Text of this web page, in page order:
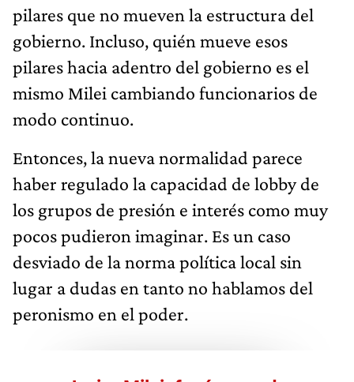
pilares que no mueven la estructura del
gobierno. Incluso, quién mueve esos
pilares hacia adentro del gobierno es el
mismo Milei cambiando funcionarios de
modo continuo.
Entonces, la nueva normalidad parece
haber regulado la capacidad de lobby de
los grupos de presión e interés como muy
pocos pudieron imaginar. Es un caso
desviado de la norma política local sin
lugar a dudas en tanto no hablamos del
peronismo en el poder.